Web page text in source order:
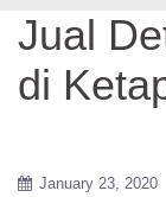
Jual
di
January 23, 2020